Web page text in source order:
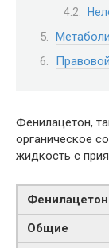
Фенилацетон,
органическое
жидкость с
Фенилацетон
Общие